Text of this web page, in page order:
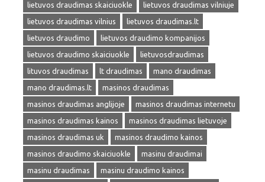
lietuvos draudimas skaiciuokle
lietuvos draudimas vilniuje
lietuvos draudimas vilnius
lietuvos draudimas.lt
lietuvos draudimo
lietuvos draudimo kompanijos
lietuvos draudimo skaiciuokle
lietuvosdraudimas
lituvos draudimas
lt draudimas
mano draudimas
mano draudimas.lt
masinos draudimas
masinos draudimas anglijoje
masinos draudimas internetu
masinos draudimas kainos
masinos draudimas lietuvoje
masinos draudimas uk
masinos draudimo kainos
masinos draudimo skaiciuokle
masinu draudimai
masinu draudimas
masinu draudimo kainos